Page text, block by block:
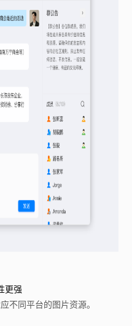
更强
不同平台的图片资源。